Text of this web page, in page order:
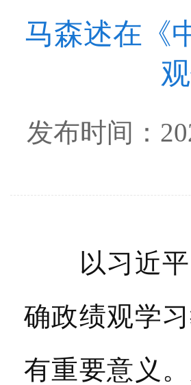
马森述在《
发布时间：
以习近平
确政绩观学
有重要意义